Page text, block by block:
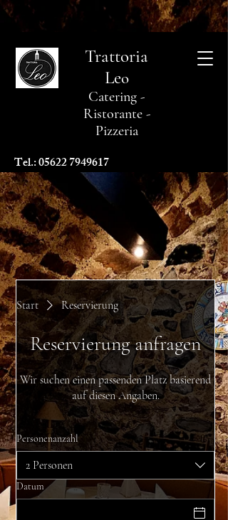
Trattoria
Leo
Catering -
Ristorante -
Pizzeria
Tel.:05622 7949617
Start Reservierung
Reservierung anfragen
Wir suchen einen passenden Platz basierend
auf diesen Angaben.
Personenanzahl
2 Personen
Datum